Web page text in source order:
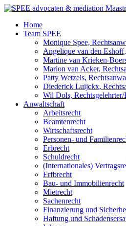
Zum
wechselnHome
Team SPEE
Monique Spee,
Angelique van den
Martine van Krieken-
Marion van Acker,
Patty Wetzels,
Diederick Luijckx,
Wil Dols, Rechtsgelehrter/
Anwaltschaft
Arbeitsrecht
Beamtenrecht
Wirtschaftsrecht
Personen- und
Erbrecht
Schuldrecht
(Internationales)
Erfbrecht
Bau- und Immobilienrecht
Mietrecht
Sachenrecht
Finanzierung und
Haftung und